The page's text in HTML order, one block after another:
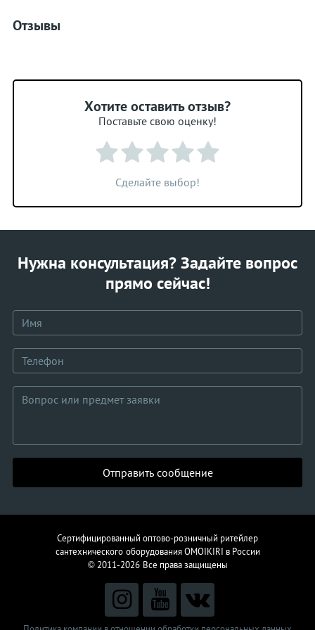
Отзывы
Хотите оставить отзыв?
Поставьте свою оценку!
Сделайте выбор!
Нужна консультация? Задайте вопрос
прямо сейчас!
Отправить сообщение
Сертифицированный оптово-розничный ритейлер
сантехнического оборудованияOMOIKIRI в России
© 2011-2026 Все права защищены